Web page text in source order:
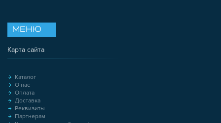
МЕНЮ
Карта сайта
Каталог
О нас
Оплата
Доставка
Реквизиты
Партнерам